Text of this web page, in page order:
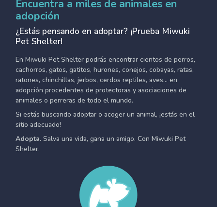
Encuentra a miles de animales en
adopción
¿Estás pensando en adoptar? ¡Prueba Miwuki
Pet Shelter!
En Miwuki Pet Shelter podrás encontrar cientos de perros,
cachorros, gatos, gatitos, hurones, conejos, cobayas, ratas,
ratones, chinchillas, jerbos, cerdos reptiles, aves... en
adopción procedentes de protectoras y asociaciones de
animales o perreras de todo el mundo.
Si estás buscando adoptar o acoger un animal, ¡estás en el
sitio adecuado!
Adopta. Salva una vida, gana un amigo. Con Miwuki Pet
Shelter.